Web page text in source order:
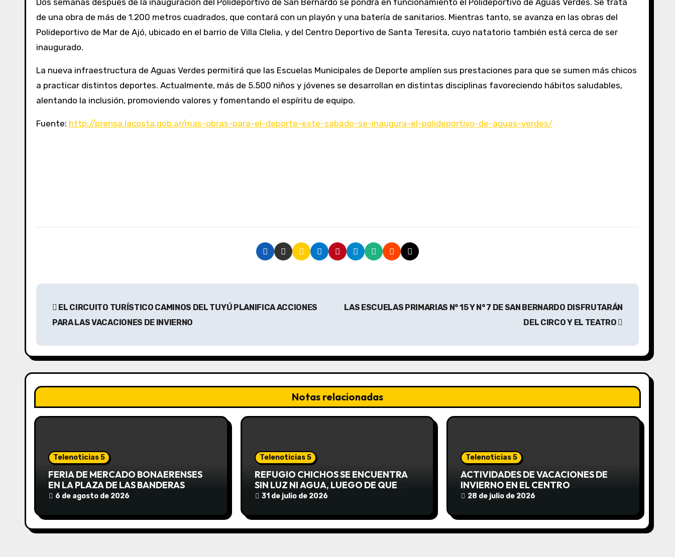
Dos semanas después de la inauguración del Polideportivo de San Bernardo se pondrá en funcionamiento el Polideportivo de Aguas Verdes. Se trata
de una obra de más de 1.200 metros cuadrados, que contará con un playón y una batería de sanitarios. Mientras tanto, se avanza en las obras del
Polideportivo de Mar de Ajó, ubicado en el barrio de Villa Clelia, y del Centro Deportivo de Santa Teresita, cuyo natatorio también está cerca de ser
inaugurado.
La nueva infraestructura de Aguas Verdes permitirá que las Escuelas Municipales de Deporte amplíen sus prestaciones para que se sumen más chicos
a practicar distintos deportes. Actualmente, más de 5.500 niños y jóvenes se desarrollan en distintas disciplinas favoreciendo hábitos saludables,
alentando la inclusión, promoviendo valores y fomentando el espíritu de equipo.
Fuente: http://prensa.lacosta.gob.ar/mas-obras-para-el-deporte-este-sabado-se-inaugura-el-polideportivo-de-aguas-verdes/
N
e
g
a
c
e
e
EL CIRCUITO TURÍSTICO CAMINOS DEL TUYÚ PLANIFICA ACCIONES
PARA LAS VACACIONES DE INVIERNO
LAS ESCUELAS PRIMARIAS N° 15 Y N° 7 DE SAN BERNARDO DISFRUTARÁN
DEL CIRCO Y EL TEATRO
Notas relacionadas
Telenoticias 5
FERIA DE MERCADO BONAERENSES
EN LA PLAZA DE LAS BANDERAS
6 de agosto de 2026
Telenoticias 5
REFUGIO CHICHOS SE ENCUENTRA
SIN LUZ NI AGUA, LUEGO DE QUE
EDEA CORTARA EL SUMINISTRO SIN
31 de julio de 2026
Telenoticias 5
ACTIVIDADES DE VACACIONES DE
INVIERNO EN EL CENTRO
COMUNITARIO EL TALA
28 de julio de 2026